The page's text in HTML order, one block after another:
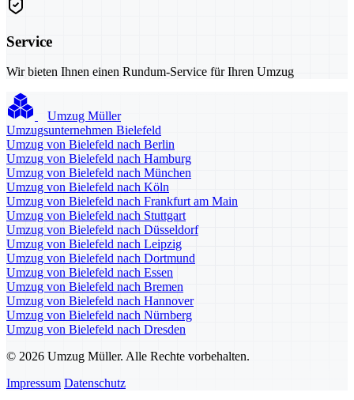
Service
Wir bieten Ihnen einen Rundum-Service für Ihren Umzug
Umzug Müller
Umzugsunternehmen Bielefeld
Umzug von Bielefeld nach Berlin
Umzug von Bielefeld nach Hamburg
Umzug von Bielefeld nach München
Umzug von Bielefeld nach Köln
Umzug von Bielefeld nach Frankfurt am Main
Umzug von Bielefeld nach Stuttgart
Umzug von Bielefeld nach Düsseldorf
Umzug von Bielefeld nach Leipzig
Umzug von Bielefeld nach Dortmund
Umzug von Bielefeld nach Essen
Umzug von Bielefeld nach Bremen
Umzug von Bielefeld nach Hannover
Umzug von Bielefeld nach Nürnberg
Umzug von Bielefeld nach Dresden
© 2026 Umzug Müller. Alle Rechte vorbehalten.
Impressum Datenschutz